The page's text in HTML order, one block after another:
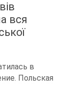
вся
в
Польская